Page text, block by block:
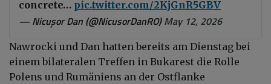
concrete… pic.twitter.com/2KjGnR5GBV
— Nicușor Dan (@NicusorDanRO)May 12, 2026
Nawrocki und Dan hatten bereits am Dienstag bei
einem bilateralen Treffen in Bukarest die Rolle
Polens und Rumäniens an der Ostflanke